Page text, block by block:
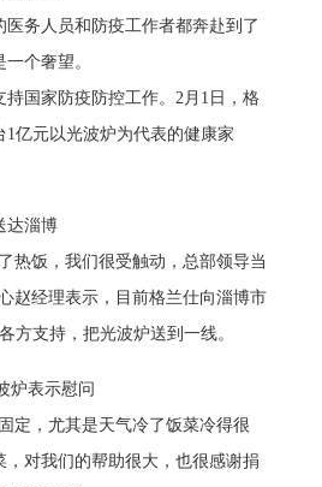
务人员和防疫工作者都奔赴到了
个奢望。
国家防疫防控工作。2月1日，格
亿元以光波炉为代表的健康家
淄博
饭，我们很受触动，总部领导当
赵经理表示，目前格兰仕向淄博市
方支持，把光波炉送到一线。
表示慰问
，尤其是天气冷了饭菜冷得很
对我们的帮助很大，也很感谢捐